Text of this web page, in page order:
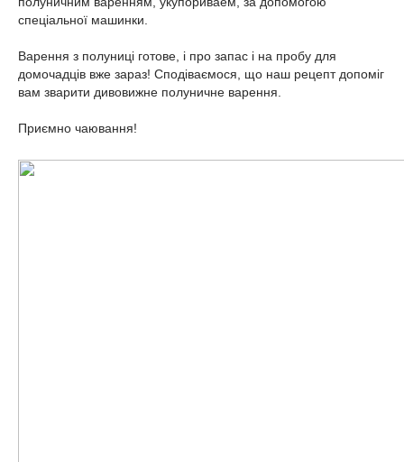
спеціальної машинки.
Варення з полуниці готове, і про запас і на пробу для
домочадців вже зараз! Сподіваємося, що наш рецепт допоміг
вам зварити дивовижне полуничне варення.
Приємно чаювання!